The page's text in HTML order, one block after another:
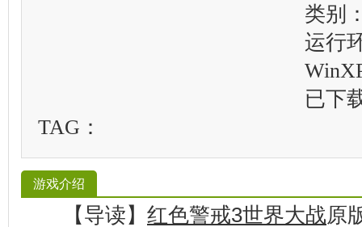
类别
运行
已下
TAG：
游戏介绍
【导读】 红色警戒3世界大战原